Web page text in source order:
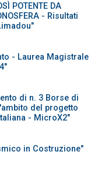
POTENTE DA
- Risultati
- Laurea Magistrale
di n. 3 Borse di
del progetto
- MicroX2"
in Costruzione"